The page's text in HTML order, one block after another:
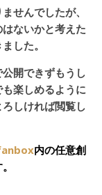
せんでしたが、
ないかと考えた
した。
開できずもうし
楽しめるように
しければ閲覧し
内の任意創